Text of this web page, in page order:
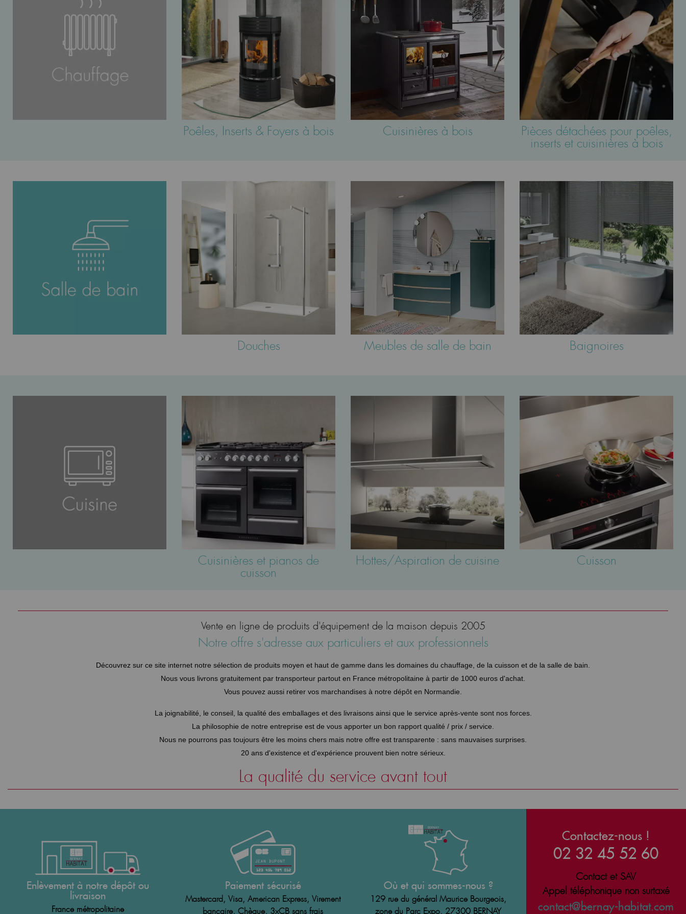
Poêles, Inserts & Foyers à bois Cuisinières à bois
Pièces détachées pour poêles,
inserts et cuisinières à bois
Douches Meubles de salle de bain Baignoires
Cuisinières et pianos de
cuisson
Hottes/Aspiration de cuisine Cuisson
Vente en ligne de produits d'équipement de la maison depuis 2005
Notre offre s'adresse aux particuliers et aux professionnels
Découvrez sur ce site internet notre sélection de produits moyen et haut de gamme dans les domaines du chauffage, de la cuisson et de la salle de bain.
Nous vous livrons gratuitement par transporteur partout en France métropolitaine à partir de 1000 euros d'achat.
Vous pouvez aussi retirer vos marchandises à notre dépôt en Normandie.
La joignabilité, le conseil, la qualité des emballages et des livraisons ainsi que le service après-vente sont nos forces.
La philosophie de notre entreprise est de vous apporter un bon rapport qualité / prix / service.
Nous ne pourrons pas toujours être les moins chers mais notre offre est transparente : sans mauvaises surprises.
20 ans d'existence et d'expérience prouvent bien notre sérieux.
La qualité du service avant tout
Enlèvement à notre dépôt ou
livraison
France métropolitaine
Paiement sécurisé
Mastercard, Visa, American Express, Virement
bancaire, Chèque, 3xCB sans frais
Où et qui sommes-nous ?
129 rue du général Maurice Bourgeois,
zone du Parc Expo, 27300 BERNAY
Contactez-nous !
02 32 45 52 60
Contact et SAV
Appel téléphonique non surtaxé
contact@bernay-habitat.com